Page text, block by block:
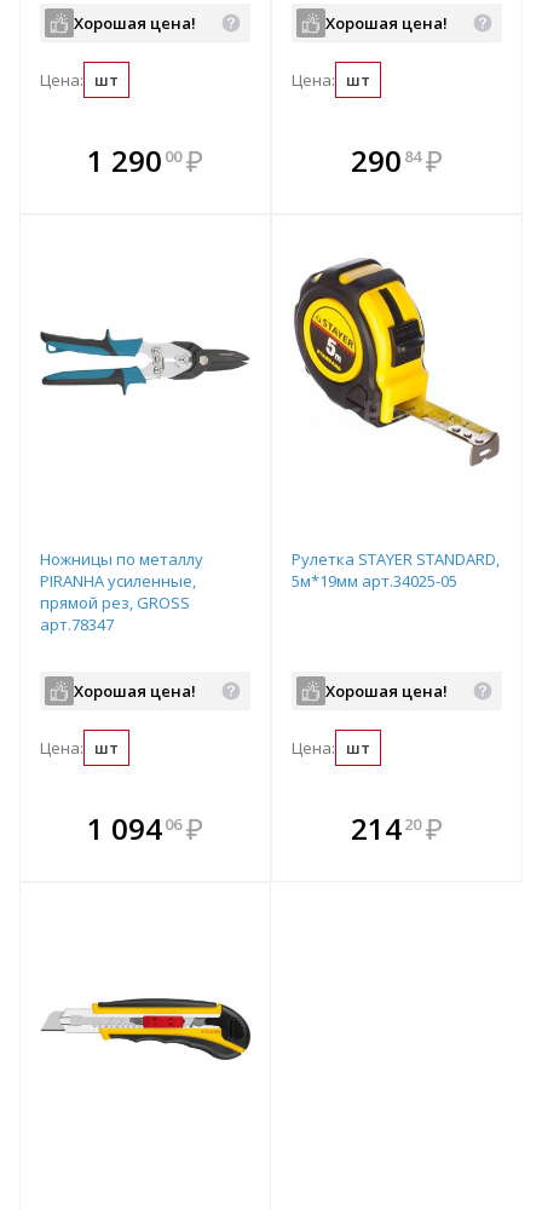
Хорошая цена!
Цена: шт
1 290 00 ₽
В комплекте
всегда выгоднее!
Хорошая цена!
Цена: шт
В комплекте
всегда выгоднее!
290 84 ₽
Ножницы по металлу
PIRANHA усиленные,
прямой рез, GROSS
арт.78347
Хорошая цена!
Цена: шт
1 09406 ₽
В комплекте
всегда выгоднее!
Рулетка STAYER STANDARD,
5м*19мм арт.34025-05
Хорошая цена!
Цена: шт
В комплекте
всегда выгоднее!
21420 ₽